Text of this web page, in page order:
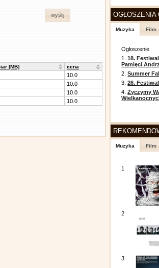
wyślij
[MB] cena
10.0
10.0
10.0
10.0
OGŁOSZENIA
Muzyka Film
Ogłoszenie
1.18.
Pamięci
2.Summer
3.26.
4.Życzymy
Muzyka Film
1
2
3